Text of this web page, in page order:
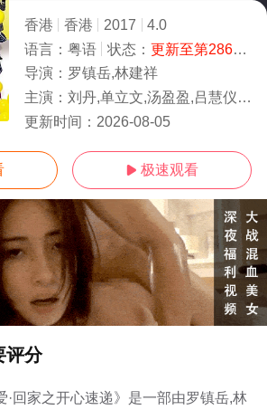
香港 香港 2017
4.0
语言： 粤语 状态： 更新至第2866集
导演： 罗镇岳,林建祥
主演： 刘丹,单立文,汤盈盈,吕慧仪,罗乐林,马贯东,苏韵姿,周嘉洛,陈浚霆,
更新时间： 2026-08-05
 极速观看
评分
·回家之开心速递》是一部由罗镇岳,林